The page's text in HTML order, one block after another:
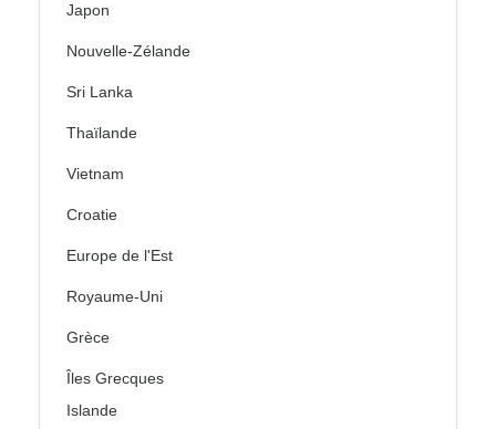
Japon
Nouvelle-Zélande
Sri Lanka
Thaïlande
Vietnam
Croatie
Europe de l'Est
Royaume-Uni
Grèce
Îles Grecques
Islande